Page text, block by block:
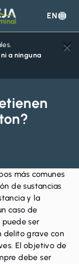
EN
a ninguna
más comunes
de sustancias
y la
caso de
puede ser
delito grave con
El objetivo de
debe ser